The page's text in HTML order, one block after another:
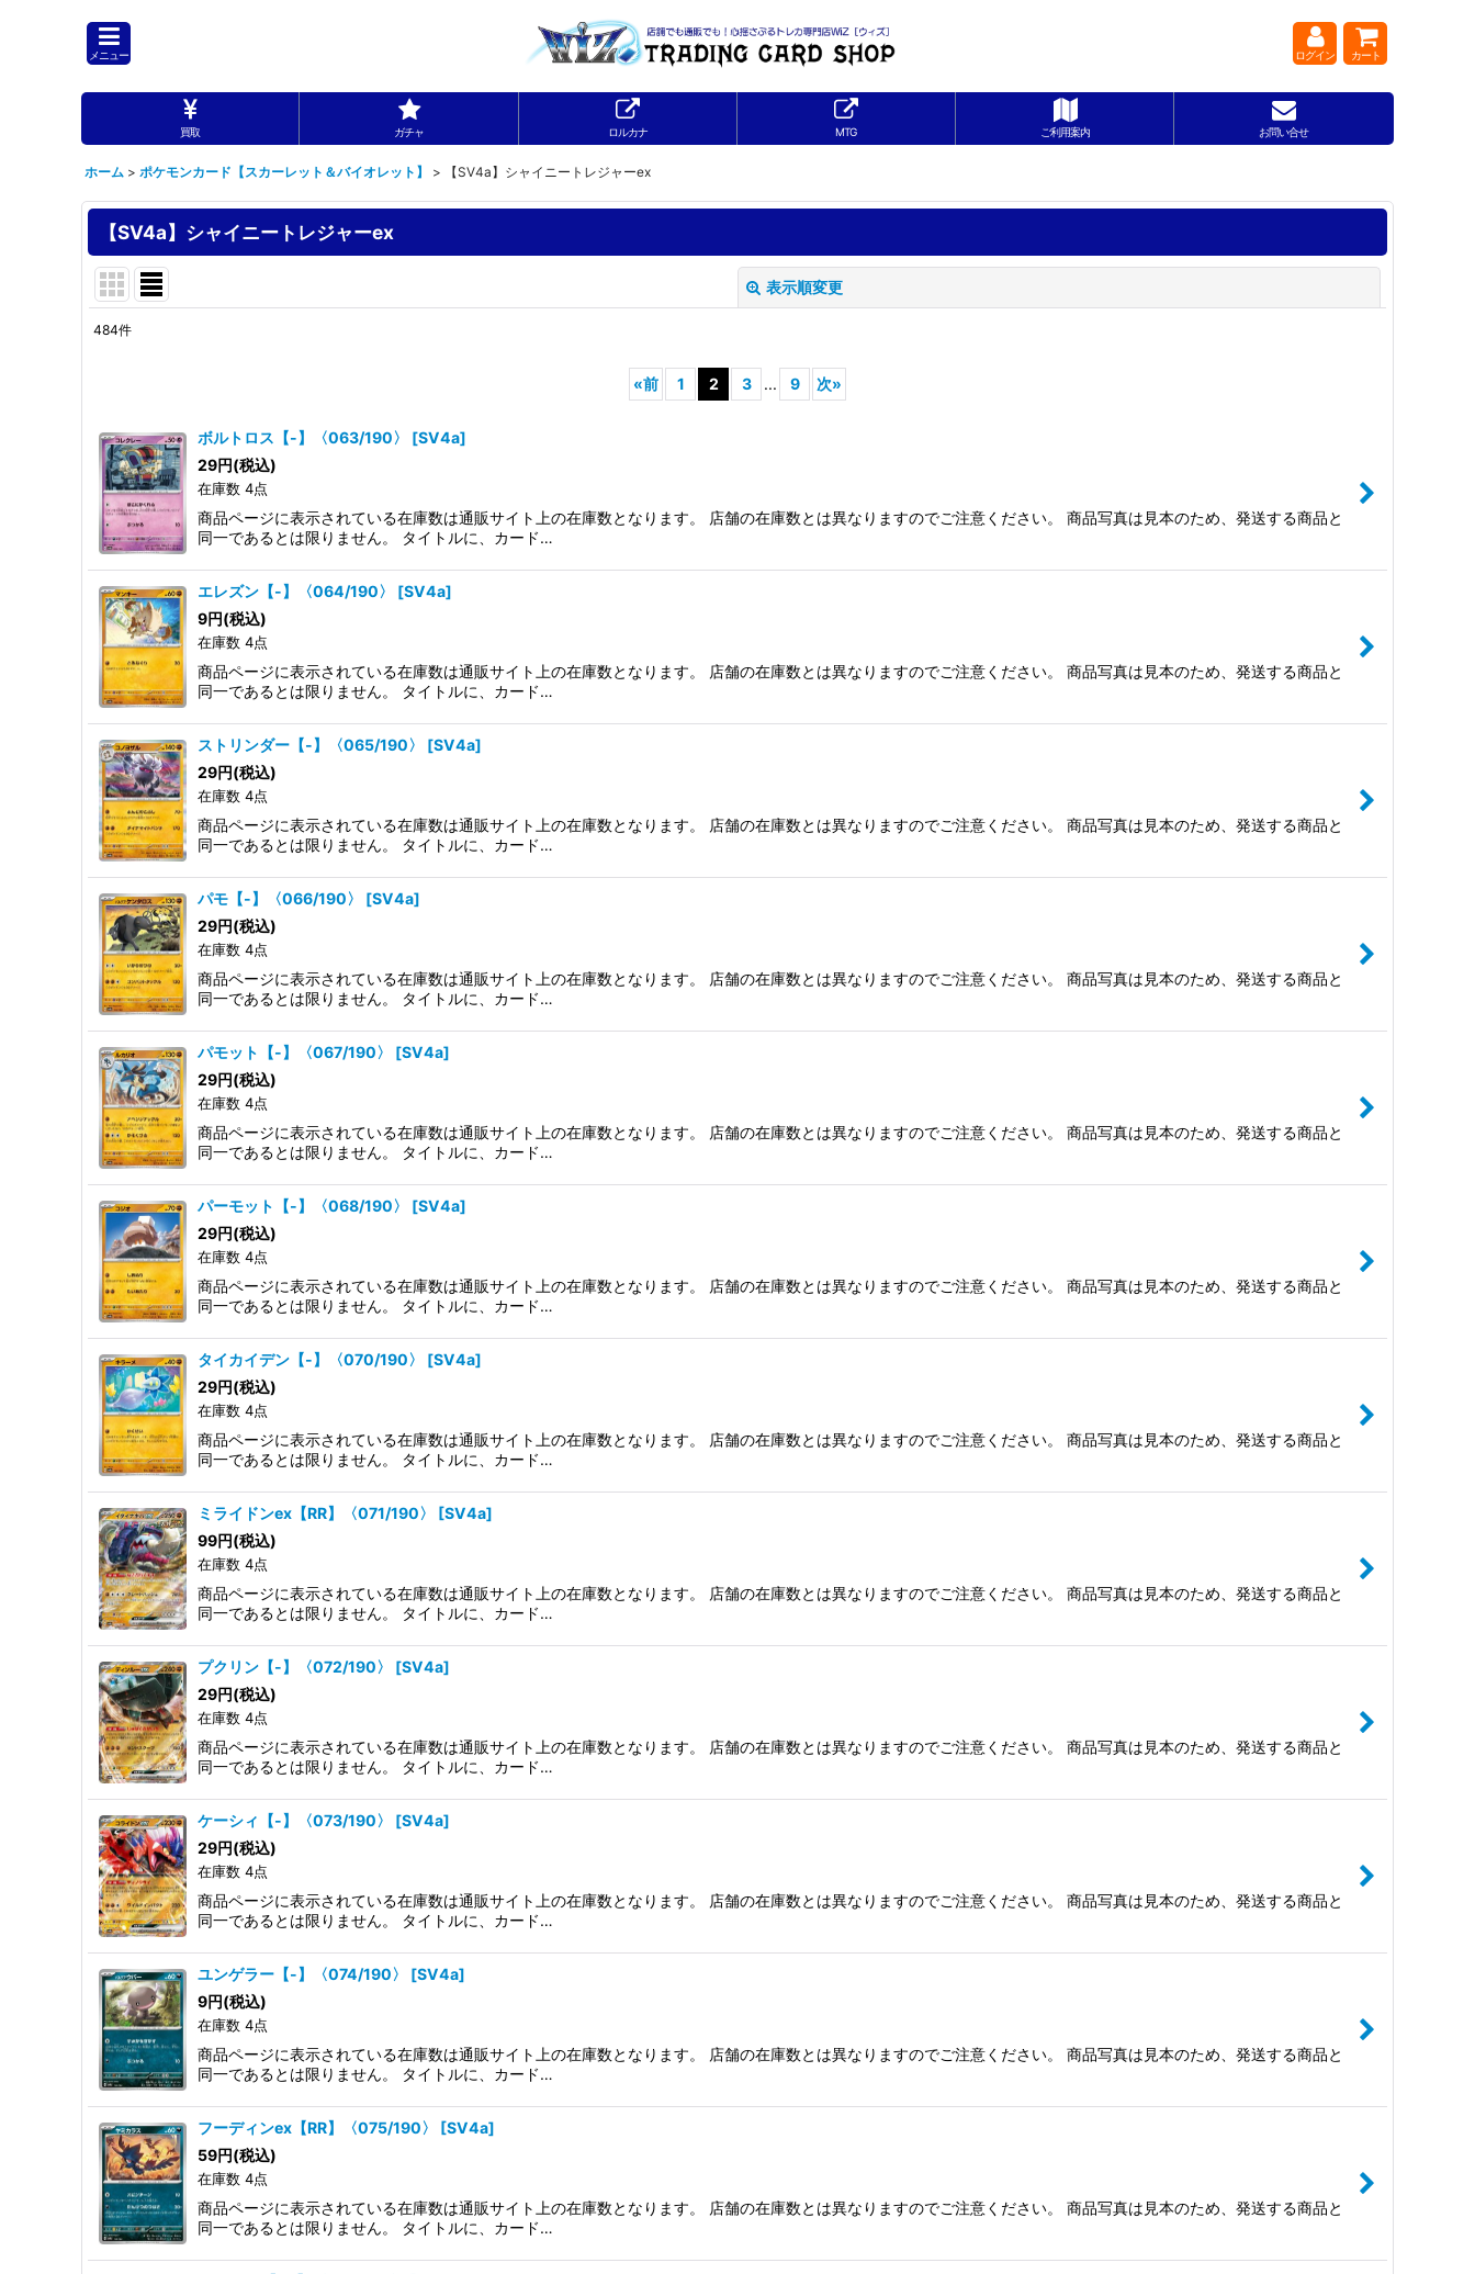
メニュー ログイン カート
買取 ガチャ ロルカナ MTG ご利用案内 お問い合せ
ホーム > ポケモンカード【スカーレット＆バイオレット】 > 【SV4a】シャイニートレジャーex
【SV4a】シャイニートレジャーex
表示順変更
484件
«前 1 2 3 ... 9 次»
ボルトロス【-】〈063/190〉 [SV4a]
29円(税込)
在庫数 4点
商品ページに表示されている在庫数は通販サイト上の在庫数となります。 店舗の在庫数とは異なりますのでご注意ください。 商品写真は見本のため、発送する商品と
同一であるとは限りません。 タイトルに、カード…
エレズン【-】〈064/190〉 [SV4a]
9円(税込)
在庫数 4点
商品ページに表示されている在庫数は通販サイト上の在庫数となります。 店舗の在庫数とは異なりますのでご注意ください。 商品写真は見本のため、発送する商品と
同一であるとは限りません。 タイトルに、カード…
ストリンダー【-】〈065/190〉 [SV4a]
29円(税込)
在庫数 4点
商品ページに表示されている在庫数は通販サイト上の在庫数となります。 店舗の在庫数とは異なりますのでご注意ください。 商品写真は見本のため、発送する商品と
同一であるとは限りません。 タイトルに、カード…
パモ【-】〈066/190〉 [SV4a]
29円(税込)
在庫数 4点
商品ページに表示されている在庫数は通販サイト上の在庫数となります。 店舗の在庫数とは異なりますのでご注意ください。 商品写真は見本のため、発送する商品と
同一であるとは限りません。 タイトルに、カード…
パモット【-】〈067/190〉 [SV4a]
29円(税込)
在庫数 4点
商品ページに表示されている在庫数は通販サイト上の在庫数となります。 店舗の在庫数とは異なりますのでご注意ください。 商品写真は見本のため、発送する商品と
同一であるとは限りません。 タイトルに、カード…
パーモット【-】〈068/190〉 [SV4a]
29円(税込)
在庫数 4点
商品ページに表示されている在庫数は通販サイト上の在庫数となります。 店舗の在庫数とは異なりますのでご注意ください。 商品写真は見本のため、発送する商品と
同一であるとは限りません。 タイトルに、カード…
タイカイデン【-】〈070/190〉 [SV4a]
29円(税込)
在庫数 4点
商品ページに表示されている在庫数は通販サイト上の在庫数となります。 店舗の在庫数とは異なりますのでご注意ください。 商品写真は見本のため、発送する商品と
同一であるとは限りません。 タイトルに、カード…
ミライドンex【RR】〈071/190〉 [SV4a]
99円(税込)
在庫数 4点
商品ページに表示されている在庫数は通販サイト上の在庫数となります。 店舗の在庫数とは異なりますのでご注意ください。 商品写真は見本のため、発送する商品と
同一であるとは限りません。 タイトルに、カード…
プクリン【-】〈072/190〉 [SV4a]
29円(税込)
在庫数 4点
商品ページに表示されている在庫数は通販サイト上の在庫数となります。 店舗の在庫数とは異なりますのでご注意ください。 商品写真は見本のため、発送する商品と
同一であるとは限りません。 タイトルに、カード…
ケーシィ【-】〈073/190〉 [SV4a]
29円(税込)
在庫数 4点
商品ページに表示されている在庫数は通販サイト上の在庫数となります。 店舗の在庫数とは異なりますのでご注意ください。 商品写真は見本のため、発送する商品と
同一であるとは限りません。 タイトルに、カード…
ユンゲラー【-】〈074/190〉 [SV4a]
9円(税込)
在庫数 4点
商品ページに表示されている在庫数は通販サイト上の在庫数となります。 店舗の在庫数とは異なりますのでご注意ください。 商品写真は見本のため、発送する商品と
同一であるとは限りません。 タイトルに、カード…
フーディンex【RR】〈075/190〉 [SV4a]
59円(税込)
在庫数 4点
商品ページに表示されている在庫数は通販サイト上の在庫数となります。 店舗の在庫数とは異なりますのでご注意ください。 商品写真は見本のため、発送する商品と
同一であるとは限りません。 タイトルに、カード…